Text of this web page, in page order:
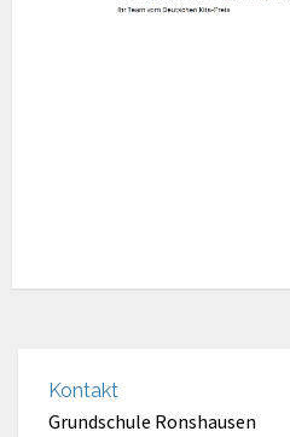
Kontakt
Grundschule Ronshausen